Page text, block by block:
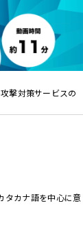
撃対策サービスの
タカナ語を中心に意